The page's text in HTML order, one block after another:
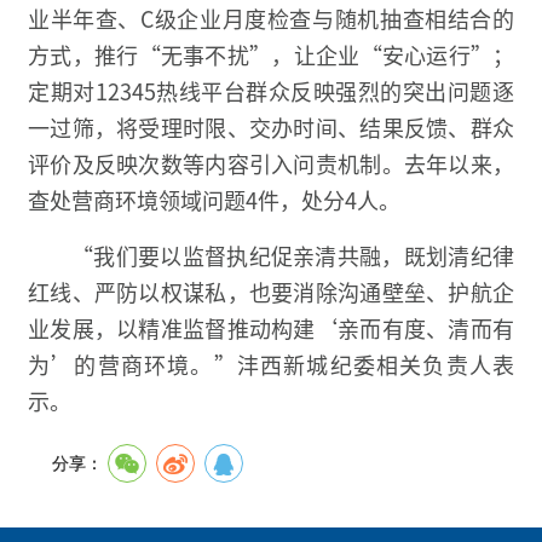
业半年查、C级企业月度检查与随机抽查相结合的
方式，推行“无事不扰”，让企业“安心运行”；
定期对12345热线平台群众反映强烈的突出问题逐
一过筛，将受理时限、交办时间、结果反馈、群众
评价及反映次数等内容引入问责机制。去年以来，
查处营商环境领域问题4件，处分4人。
“我们要以监督执纪促亲清共融，既划清纪律
红线、严防以权谋私，也要消除沟通壁垒、护航企
业发展，以精准监督推动构建‘亲而有度、清而有
为’的营商环境。”沣西新城纪委相关负责人表
示。
分享：